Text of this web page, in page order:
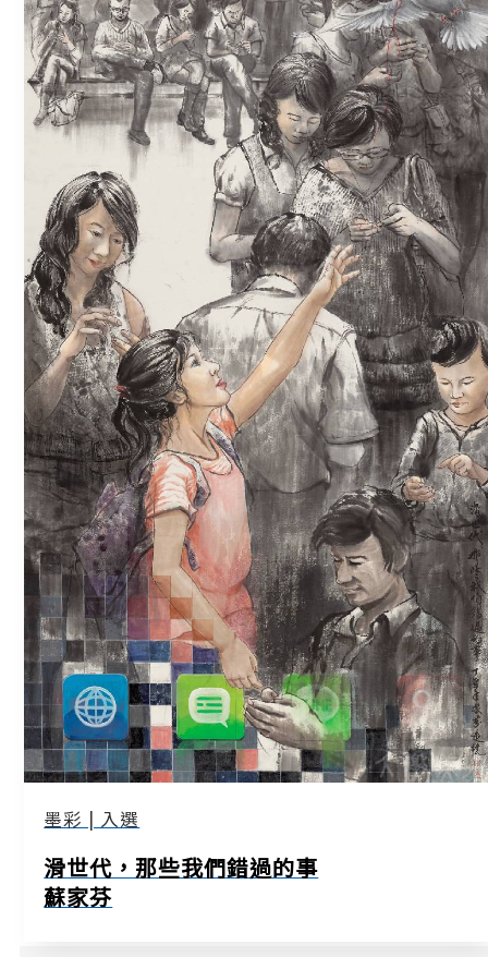
墨彩 | 入選
滑世代，那些我們錯過的事
蘇家芬